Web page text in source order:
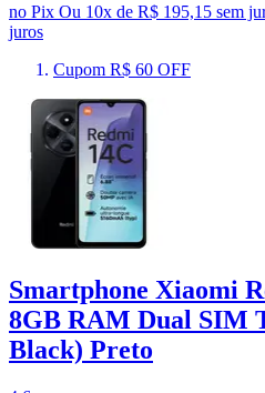
no Pix Ou 10x de R$ 195,15 sem
juros
Cupom R$ 60 OFF
Smartphone Xiaomi
8GB RAM Dual SIM
Black) Preto